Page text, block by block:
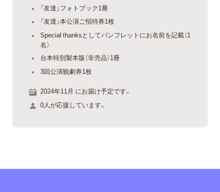
「友達」フォトブック1冊
「友達」本公演ご招待券1枚
Special thanksとしてパンフレットにお名前を記載（1
名）
台本特別製本版（非売品）1冊
3回公演観劇券1枚
2024年11月 にお届け予定です。
0人が応援しています。